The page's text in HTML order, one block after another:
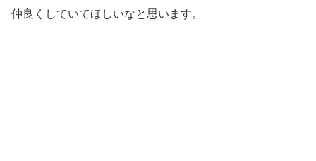
仲良くしていてほしいなと思います。